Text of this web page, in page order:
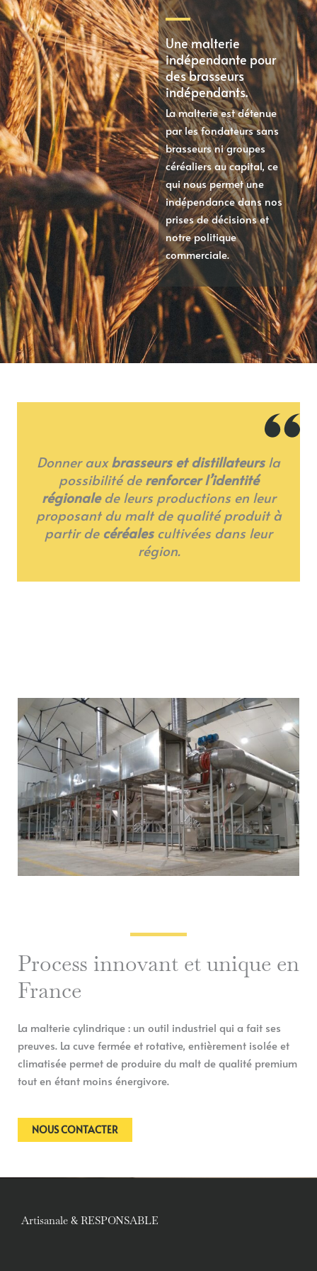
Une malterie
indépendante pour
des brasseurs
indépendants.
La malterie est détenue
par les fondateurs sans
brasseurs ni groupes
céréaliers au capital, ce
qui nous permet une
indépendance dans nos
prises de décisions et
notre politique
commerciale.
Donner auxbrasseurs et distillateursla
possibilité derenforcer l’identité
régionalede leurs productions en leur
proposant du malt de qualité produit à
partir de céréales cultivées dans leur
région.
Process innovant et unique en
France
La malterie cylindrique : un outil industriel qui a fait ses
preuves. La cuve fermée et rotative, entièrement isolée et
climatisée permet de produire du malt de qualité premium
tout en étant moins énergivore.
NOUS CONTACTER
Artisanale & RESPONSABLE